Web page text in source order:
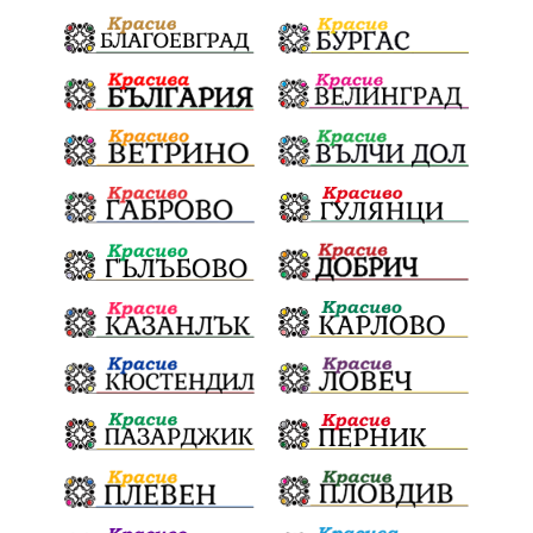
Електронният прием започва Дънката
Ще има ли присъда Ден на отворените врати
стопанство „Храна от село“ Карола Карова
„Отваряне на града към морето“
Негодна за пиене вода във Варненско
цялостно обновяване Музеъ на мозайките
и прилежащия парк в Девня
Гражданска инициатива „Парад на гордостта“